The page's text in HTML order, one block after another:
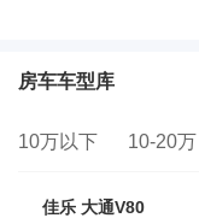
房车车型库
10万以下 10-20万
佳乐 大通V80